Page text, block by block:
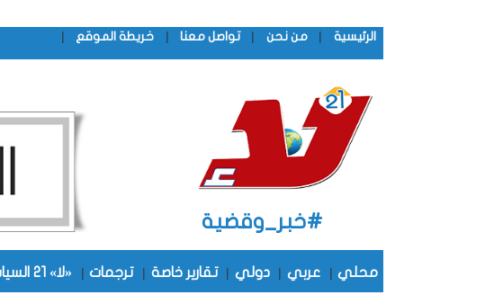
الرئيسية | من نحن | تواصل معنا | خريطة الموقع |
#خبر_وقضية
محلي | عربي | دولي | تقارير خاصة | ترجمات | «لا» 21 السياسي